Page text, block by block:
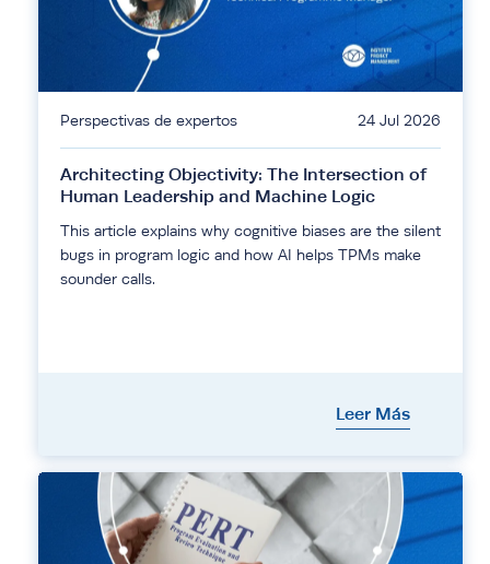
Perspectivas de expertos 24 Jul 2026
Architecting Objectivity: The Intersection of
Human Leadership and Machine Logic
This article explains why cognitive biases are the silent
bugs in program logic and how AI helps TPMs make
sounder calls.
Leer Más